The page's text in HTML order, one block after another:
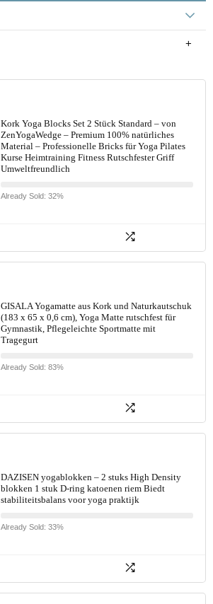
Kork Yoga Blocks Set 2 Stück Standard – von
ZenYogaWedge – Premium 100% natürliches
Material – Professionelle Bricks für Yoga Pilates
Kurse Heimtraining Fitness Rutschfester Griff
Umweltfreundlich
Already Sold: 32%
GISALA Yogamatte aus Kork und Naturkautschuk
(183 x 65 x 0,6 cm), Yoga Matte rutschfest für
Gymnastik, Pflegeleichte Sportmatte mit
Tragegurt
Already Sold: 83%
DAZISEN yogablokken – 2 stuks High Density
blokken 1 stuk D-ring katoenen riem Biedt
stabiliteitsbalans voor yoga praktijk
Already Sold: 33%